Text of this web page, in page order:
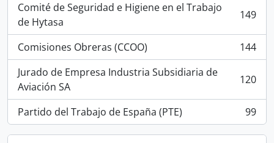
Comité de Seguridad e Higiene en el Trabajo
de Hytasa
, 149 resultados 149
Comisiones Obreras (CCOO)
, 144 resultados
144
Jurado de Empresa Industria Subsidiaria de
Aviación SA
, 120 resultados 120
Partido del Trabajo de España (PTE)
, 99 resultados 99